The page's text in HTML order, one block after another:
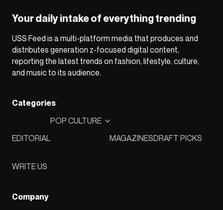
Your daily intake of everything trending
USS Feed is a multi-platform media that produces and
distributes generation z-focused digital content,
reporting the latest trends on fashion, lifestyle, culture,
and music to its audience.
Categories
EDITORIAL
POP CULTURE
MAGAZINESDRAFT PICKS
WRITE US
Company